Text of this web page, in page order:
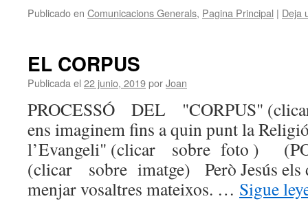
Publicado en Comunicacions Generals, Pagina Principal | Deja
EL CORPUS
Publicada el 22 junio, 2019porJoan
PROCESSÓ DEL "CORPUS"
ens imaginem fins a quin punt la
l’Evangeli" (clicar sobre foto )
(clicar sobre imatge) Però Jesús els
menjar vosaltres mateixos. … Sigue